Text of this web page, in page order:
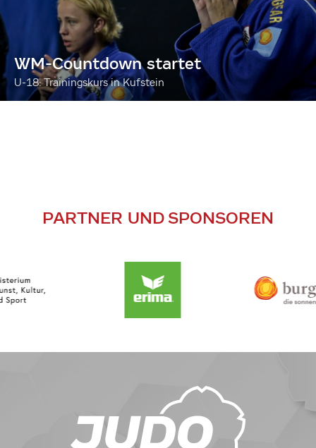
WM-Countdown startet
U-18: Trainingskurs in Kufstein
PARTNER UND SPONSOREN